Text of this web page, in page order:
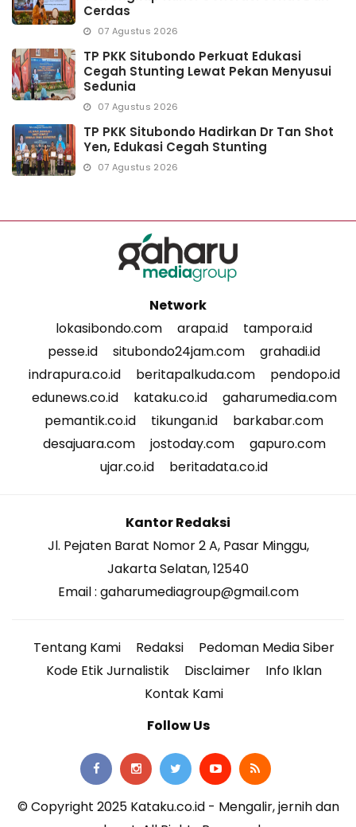
Cerdas
07 Agustus 2026
TP PKK Situbondo Perkuat Edukasi
Cegah Stunting Lewat Pekan Menyusui
Sedunia
07 Agustus 2026
TP PKK Situbondo Hadirkan Dr Tan Shot
Yen, Edukasi Cegah Stunting
07 Agustus 2026
Network
lokasibondo.com
arapa.id
tampora.id
pesse.id
situbondo24jam.com
grahadi.id
indrapura.co.id
beritapalkuda.com
pendopo.id
edunews.co.id
kataku.co.id
gaharumedia.com
pemantik.co.id
tikungan.id
barkabar.com
desajuara.com
jostoday.com
gapuro.com
ujar.co.id
beritadata.co.id
Kantor Redaksi
Jl. Pejaten Barat Nomor 2 A, Pasar Minggu,
Jakarta Selatan, 12540
Email : gaharumediagroup@gmail.com
Tentang Kami Redaksi
Pedoman Media Siber
Kode Etik Jurnalistik
Disclaimer
Info Iklan
Kontak Kami
Follow Us
© Copyright 2025 Kataku.co.id - Mengalir, jernih dan